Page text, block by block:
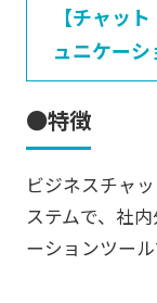
【チャッ
ュニケーシ
●特徴
ビジネスチャ
ステムで、社
ーションツール